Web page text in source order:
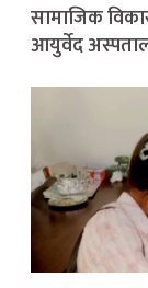
सामाजिक
आयुर्वेद